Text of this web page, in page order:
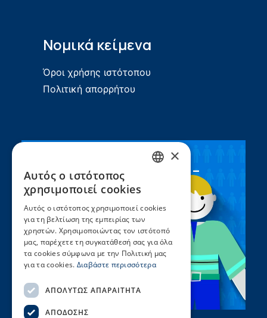
Νομικά κείμενα
Όροι χρήσης ιστότοπου
Πολιτική απορρήτου
Συνεργασία ΣEEN –
UNICEF
×
Αυτός ο ιστότοπος
χρησιμοποιεί cookies
Αυτός ο ιστότοπος χρησιμοποιεί cookies
για τη βελτίωση της εμπειρίας των
χρηστών. Χρησιμοποιώντας τον ιστότοπό
μας, παρέχετε τη συγκατάθεσή σας για όλα
τα cookies σύμφωνα με την Πολιτική μας
για τα cookies. Διαβάστε περισσότερα
ΑΠΟΛΎΤΩΣ ΑΠΑΡΑΊΤΗΤΑ
ΑΠΌΔΟΣΗΣ